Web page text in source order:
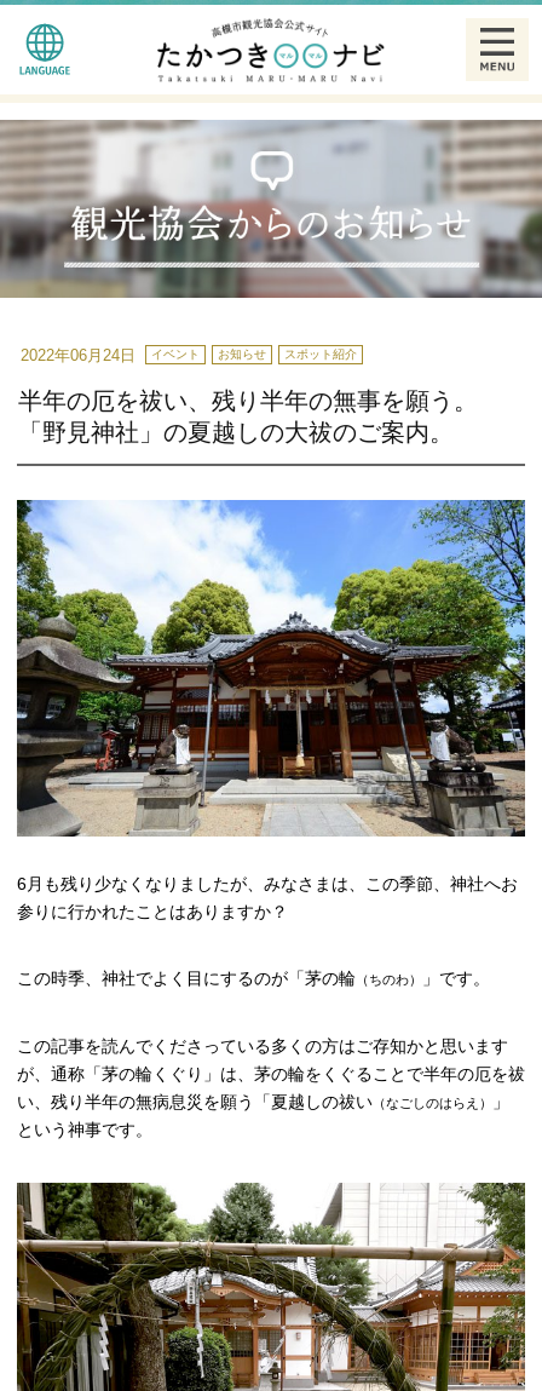
2022年06月24日 イベント お知らせ スポット紹介
半年の厄を祓い、残り半年の無事を願う。
「野見神社」の夏越しの大祓のご案内。
6月も残り少なくなりましたが、みなさまは、この季節、神社へお
参りに行かれたことはありますか？
この時季、神社でよく目にするのが「茅の輪 （ちのわ） 」です。
この記事を読んでくださっている多くの方はご存知かと思います
が、通称「茅の輪くぐり」は、茅の輪をくぐることで半年の厄を祓
い、残り半年の無病息災を願う「夏越しの祓い （なごしのはらえ）
」
という神事です。
観る
食べる
泊まる
特産品
ギャラリー
散策モデルコース一覧
高槻市観光協会について
お知らせ
はにたん着ぐるみ貸出
たかつきナビゲーター
アクセス
English
简体中文
繁體中文
한글